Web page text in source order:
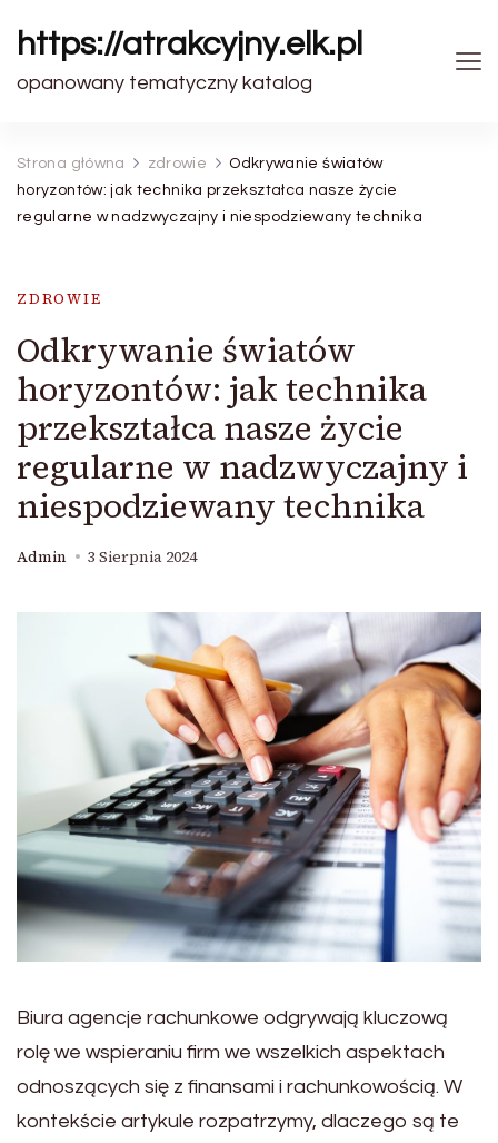
https://atrakcyjny.elk.pl
opanowany tematyczny katalog
Strona główna zdrowie
Odkrywanie światów
horyzontów: jak technika przekształca nasze życie
regularne w nadzwyczajny i niespodziewany technika
ZDROWIE
Odkrywanie światów
horyzontów: jak technika
przekształca nasze życie
regularne w nadzwyczajny i
niespodziewany technika
Admin 3 Sierpnia 2024
Biura agencje rachunkowe odgrywają kluczową
rolę we wspieraniu firm we wszelkich aspektach
odnoszących się z finansami i rachunkowością. W
kontekście artykule rozpatrzymy, dlaczego są te